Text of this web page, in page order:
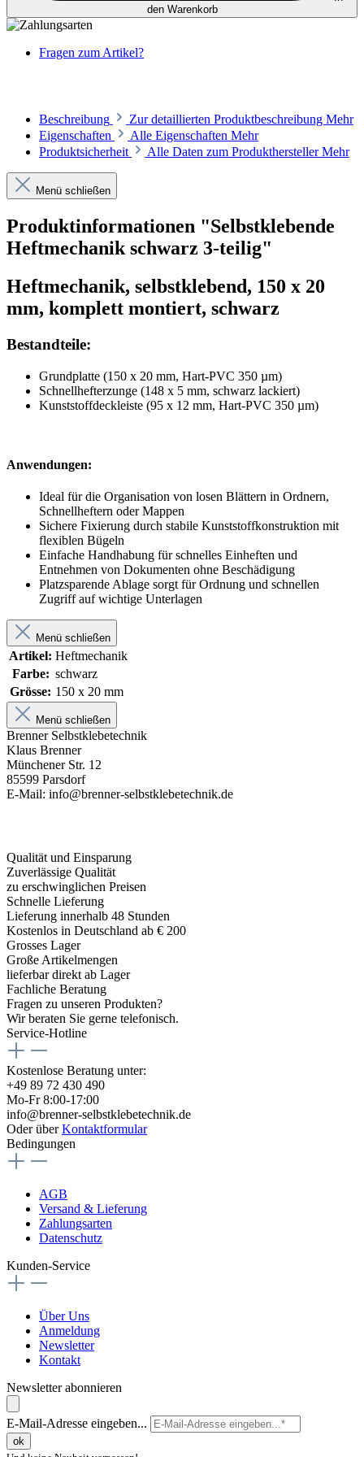
den Warenkorb
Fragen zum Artikel?
Beschreibung Zur detaillierten Produktbeschreibung Mehr
Eigenschaften
Alle Eigenschaften Mehr
Produktsicherheit
Alle Daten zum ProduktherstellerMehr
Menü schließen
Produktinformationen "Selbstklebende
Heftmechanik schwarz 3-teilig"
Heftmechanik, selbstklebend, 150 x 20
mm, komplett montiert, schwarz
Bestandteile:
Grundplatte (150 x 20 mm, Hart-PVC 350 µm)
Schnellhefterzunge (148 x 5 mm, schwarz lackiert)
Kunststoffdeckleiste (95 x 12 mm, Hart-PVC 350 µm)
Anwendungen:
Ideal für die Organisation von losen Blättern in Ordnern,
Schnellheftern oder Mappen
Sichere Fixierung durch stabile Kunststoffkonstruktion mit
flexiblen Bügeln
Einfache Handhabung für schnelles Einheften und
Entnehmen von Dokumenten ohne Beschädigung
Platzsparende Ablage sorgt für Ordnung und schnellen
Zugriff auf wichtige Unterlagen
Menü schließen
Artikel: Heftmechanik
Farbe: schwarz
Grösse: 150 x 20 mm
Menü schließen
Brenner Selbstklebetechnik
Klaus Brenner
Münchener Str. 12
85599 Parsdorf
E-Mail: info@brenner-selbstklebetechnik.de
Qualität und Einsparung
Zuverlässige Qualität
zu erschwinglichen Preisen
Schnelle Lieferung
Lieferung innerhalb 48 Stunden
Kostenlos in Deutschland ab € 200
Grosses Lager
Große Artikelmengen
lieferbar direkt ab Lager
Fachliche Beratung
Fragen zu unseren Produkten?
Wir beraten Sie gerne telefonisch.
Service-Hotline
Kostenlose Beratung unter:
+49 89 72 430 490
Mo-Fr 8:00-17:00
info@brenner-selbstklebetechnik.de
Oder überKontaktformular
Bedingungen
AGB
Versand & Lieferung
Zahlungsarten
Datenschutz
Kunden-Service
Über Uns
Anmeldung
Newsletter
Kontakt
Newsletter abonnieren
E-Mail-Adresse eingeben...
ok